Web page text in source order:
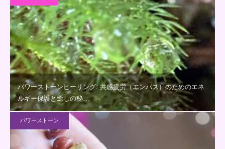
パワーストーンヒーリング: 共感疲労（エンパス）のためのエネ
ルギー保護と癒しの秘…
パワーストーン